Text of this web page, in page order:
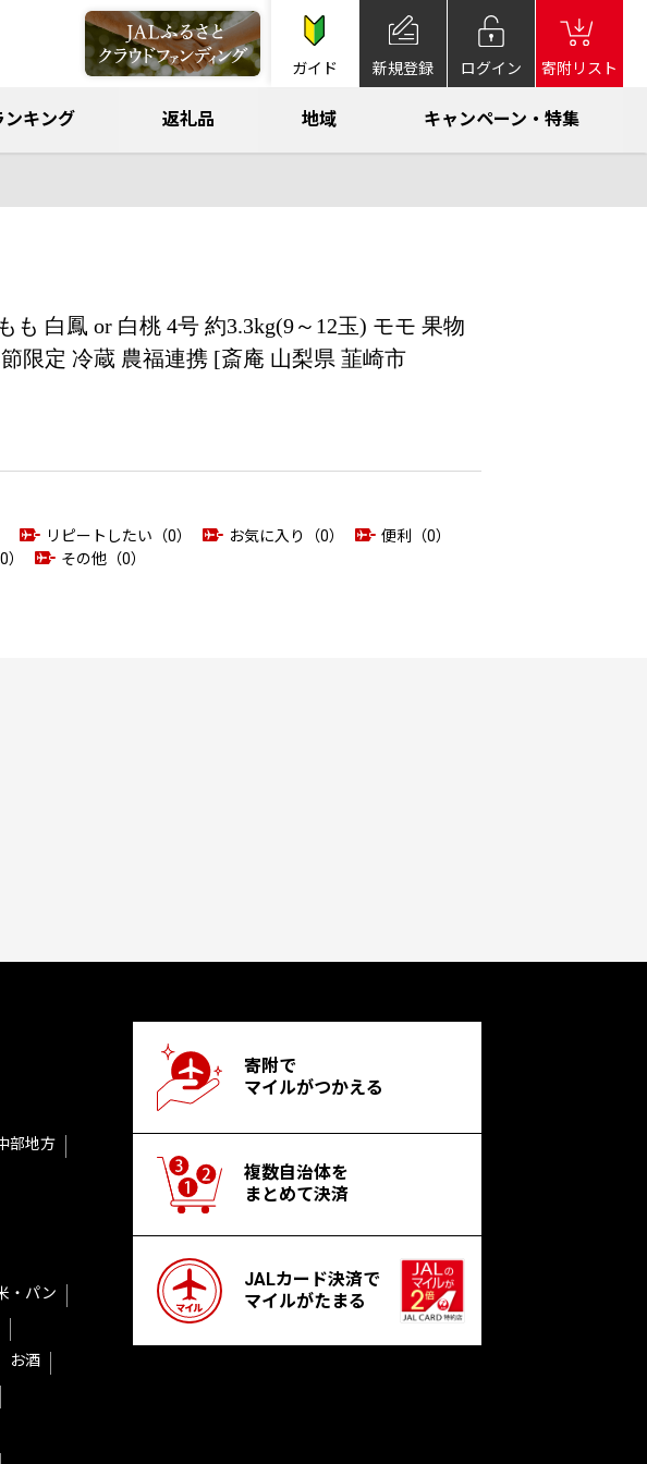
ガイド 新規登録 ログイン 寄附リスト
ンキング 返礼品 地域 キャンペーン・特集
も 白鳳 or 白桃 4号 約3.3kg(9～12玉) モモ 果物
限定 冷蔵 農福連携 [斎庵 山梨県 韮崎市
リピートしたい（0） お気に入り（0）
便利（0）
その他（0）
部地方
・パン
お酒
寄附で
マイルがつかえる
複数自治体を
まとめて決済
JALカード決済で
マイルがたまる